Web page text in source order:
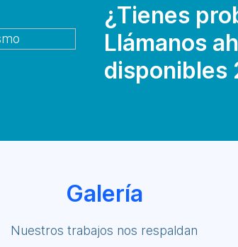
¿Tienes
Llámanos
disponibles
Galería
Nuestros trabajos nos respaldan